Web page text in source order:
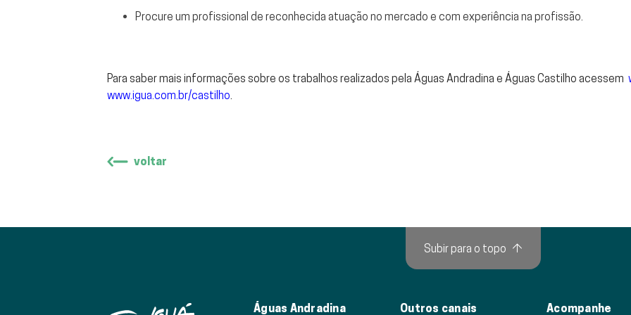
Procure um profissional de reconhecida atuação no mercado e com experiência na profissão.
Para saber mais informações sobre os trabalhos realizados pela Águas Andradina e Águas Castilho acessem
www.igua.com.br/castilho
voltar
Águas Andradina Outros canais Acompanhe
Subir para o topo ↑